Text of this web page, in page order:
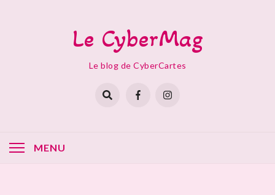
Le CyberMag
Le blog de CyberCartes
MENU